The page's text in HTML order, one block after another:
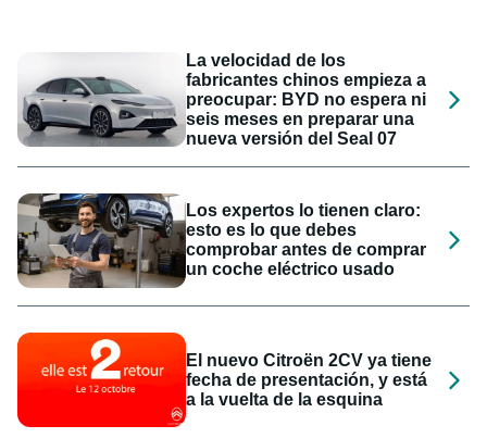
La velocidad de los
fabricantes chinos empieza a
preocupar: BYD no espera ni
seis meses en preparar una
nueva versión del Seal 07
Los expertos lo tienen claro:
esto es lo que debes
comprobar antes de comprar
un coche eléctrico usado
El nuevo Citroën 2CV ya tiene
fecha de presentación, y está
a la vuelta de la esquina